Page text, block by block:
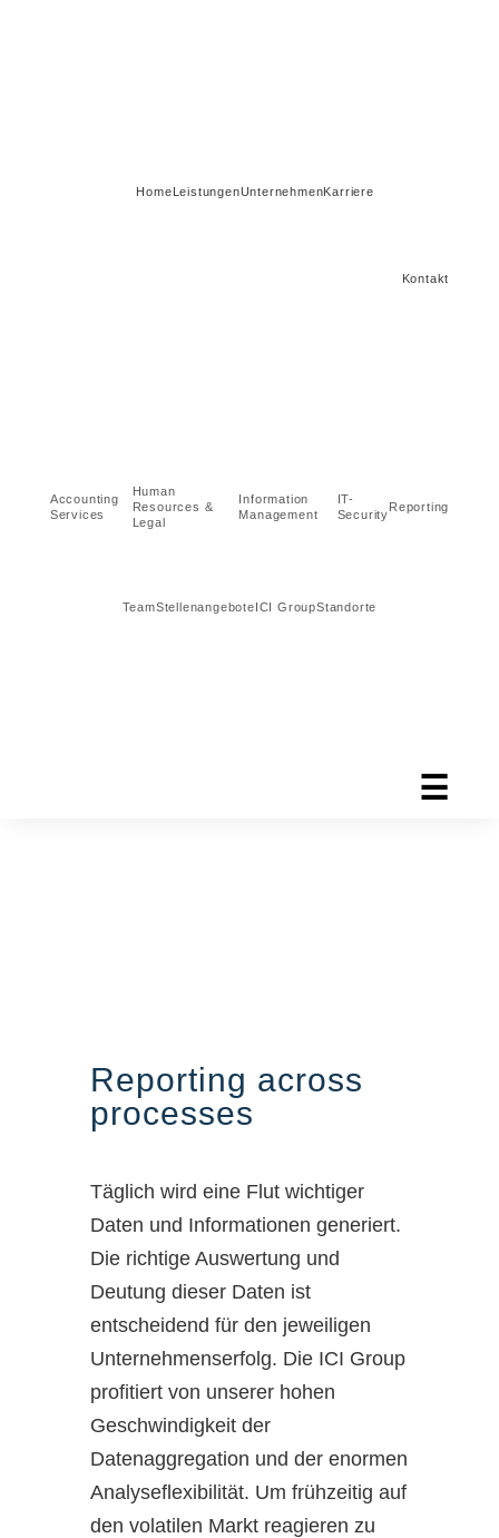
HomeLeistungenUnternehmenKarriere
Kontakt
Accounting
Services
Human
Resources &
Legal
Information
Management
IT-
Security
Reporting
TeamStellenangeboteICI GroupStandorte
☰
Reporting across
processes
Täglich wird eine Flut wichtiger
Daten und Informationen generiert.
Die richtige Auswertung und
Deutung dieser Daten ist
entscheidend für den jeweiligen
Unternehmenserfolg. Die ICI Group
profitiert von unserer hohen
Geschwindigkeit der
Datenaggregation und der enormen
Analyseflexibilität. Um frühzeitig auf
den volatilen Markt reagieren zu